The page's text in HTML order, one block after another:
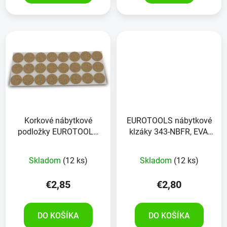
Korkové nábytkové
podložky EUROTOOLS
Skladom (12 ks)
€2,85
DO KOŠÍKA
EUROTOOLS nábytkové
klzáky 343-NBFR, EVA,
Skladom (12 ks)
€2,80
DO KOŠÍKA